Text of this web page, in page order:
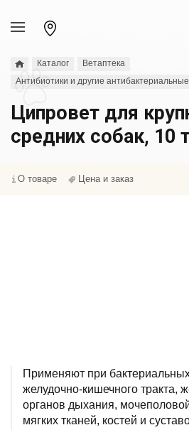
Каталог
Ветаптека
Антибиотики и другие
Ципровет для
средних собак, 10
О товаре Цена и заказ
Применяют при
желудочно-кишечного тракта,
органов дыхания,
мягких тканей, костей и